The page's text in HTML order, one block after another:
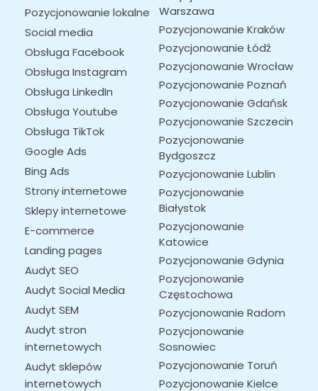
Pozycjonowanie lokalne
Social media
Obsługa Facebook
Obsługa Instagram
Obsługa LinkedIn
Obsługa Youtube
Obsługa TikTok
Google Ads
Bing Ads
Strony internetowe
Sklepy internetowe
E-commerce
Landing pages
Audyt SEO
Audyt Social Media
Audyt SEM
Audyt stron
internetowych
Audyt sklepów
internetowych
Warszawa
Pozycjonowanie Kraków
Pozycjonowanie Łódź
Pozycjonowanie Wrocław
Pozycjonowanie Poznań
Pozycjonowanie Gdańsk
Pozycjonowanie Szczecin
Pozycjonowanie
Bydgoszcz
Pozycjonowanie Lublin
Pozycjonowanie
Białystok
Pozycjonowanie
Katowice
Pozycjonowanie Gdynia
Pozycjonowanie
Częstochowa
Pozycjonowanie Radom
Pozycjonowanie
Sosnowiec
Pozycjonowanie Toruń
Pozycjonowanie Kielce